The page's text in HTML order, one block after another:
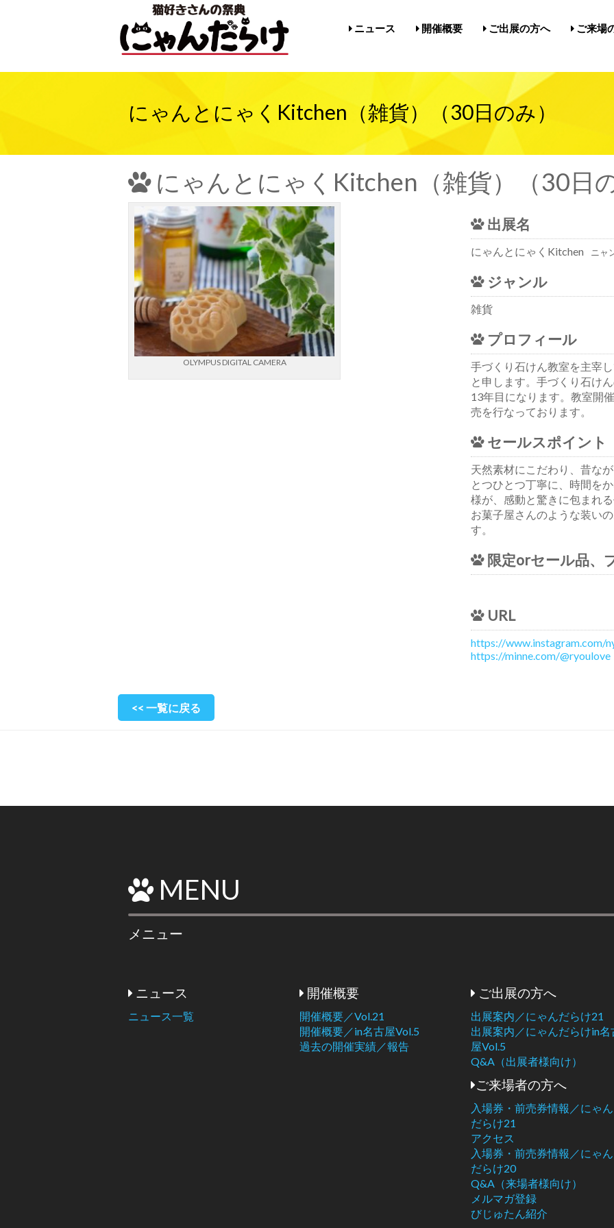
ニュース 開催概要 ご出展の方へ ご来場
にゃんとにゃくKitchen（雑貨）（30日のみ）
にゃんとにゃくKitchen（雑貨）（30日の
OLYMPUS DIGITAL CAMERA
出展名
にゃんとにゃくKitchen ニャ
ジャンル
雑貨
プロフィール
手づくり石けん教室を主宰
と申します。手づくり石け
13年目になります。教室開
売を行なっております。
セールスポイント
天然素材にこだわり、昔な
とつひとつ丁寧に、時間を
様が、感動と驚きに包まれ
お菓子屋さんのような装い
す。
限定orセール品、
URL
https://www.instagram.com/
https://minne.com/@ryoulove
<< 一覧に戻る
MENU
メニュー
ニュース
ニュース一覧
開催概要
開催概要／Vol.21
開催概要／in名古屋Vol.5
過去の開催実績／報告
ご出展の方へ
出展案内／にゃんだらけ21
出展案内／にゃんだらけin名
屋Vol.5
Q&A（出展者様向け）
ご来場者の方へ
入場券・前売券情報／にゃん
だらけ21
アクセス
入場券・前売券情報／にゃん
だらけ20
Q&A（来場者様向け）
メルマガ登録
びじゅたん紹介